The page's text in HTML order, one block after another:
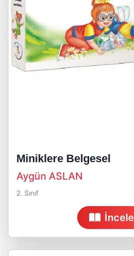
Miniklere Belgesel
Aygün ASLAN
2. Sınıf
İncele